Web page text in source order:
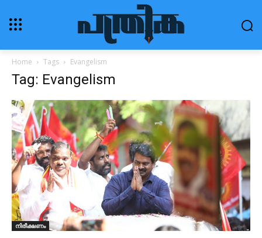
Home Tags Evangelism
Tag: Evangelism
നിരീക്ഷണം